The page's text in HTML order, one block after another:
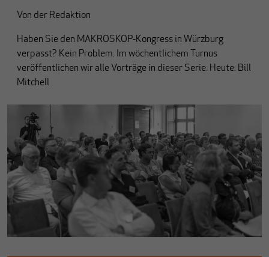
Von der Redaktion
Haben Sie den MAKROSKOP-Kongress in Würzburg
verpasst? Kein Problem. Im wöchentlichem Turnus
veröffentlichen wir alle Vorträge in dieser Serie. Heute: Bill
Mitchell